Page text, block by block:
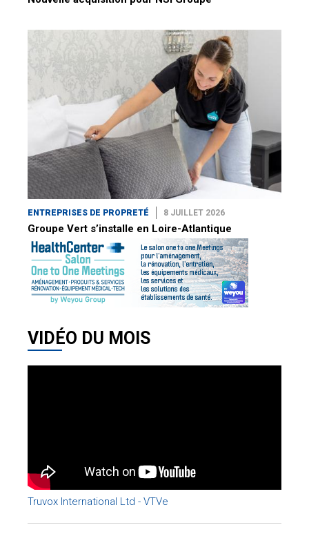
ENTREPRISES DE PROPRETÉ 8 JUILLET 2026
Groupe Vert s’installe en Loire-Atlantique
VIDÉO DU MOIS
Truvox International Ltd - VTVe